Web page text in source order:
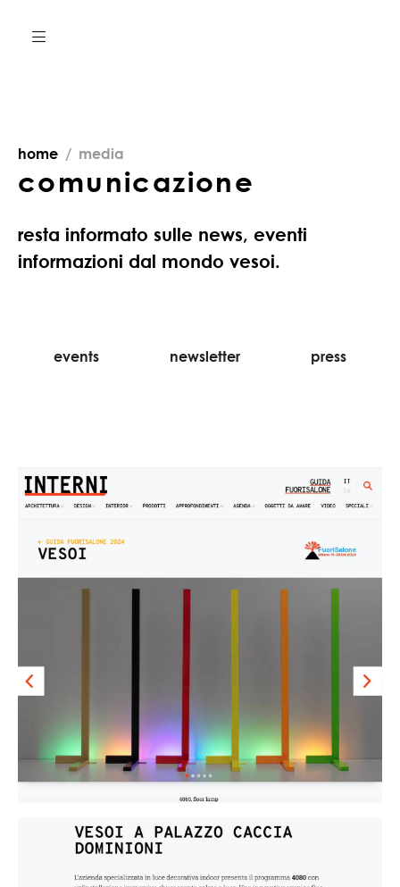
home media
comunicazione
resta informato sulle news, eventi
informazioni dal mondo vesoi.
events newsletter press